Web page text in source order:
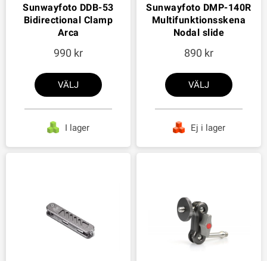
Sunwayfoto DDB-53
Bidirectional Clamp
Arca
990
VÄLJ
I lager
Sunwayfoto DMP-140R
Multifunktionsskena
Nodal slide
890
VÄLJ
Ej i lager